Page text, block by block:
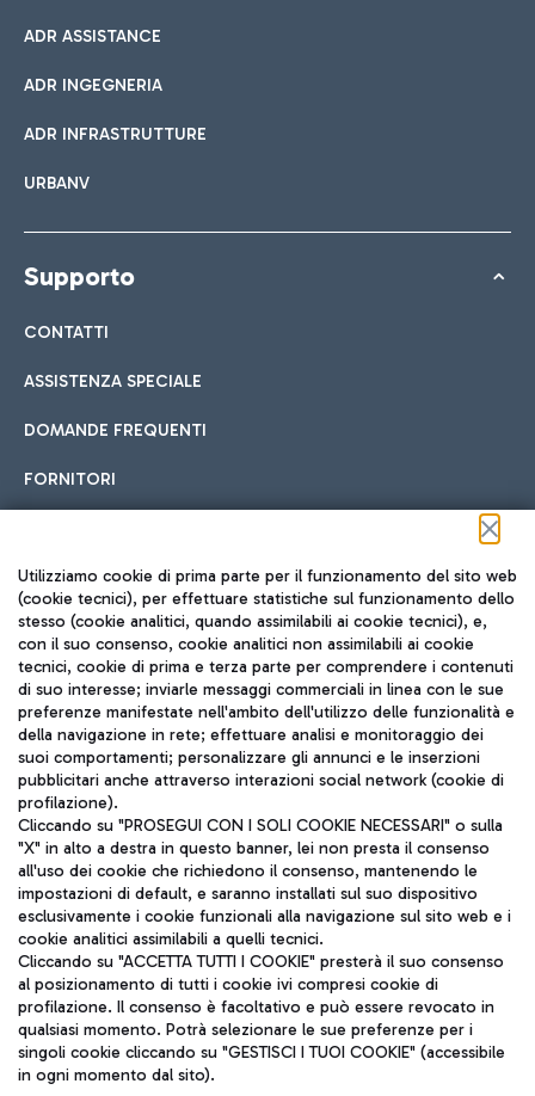
ADR ASSISTANCE
ADR INGEGNERIA
ADR INFRASTRUTTURE
URBANV
Supporto
CONTATTI
ASSISTENZA SPECIALE
DOMANDE FREQUENTI
FORNITORI
Seguici sui social
TRAVEL JOURNAL
ITA
Aeroporti di Roma S.p.A. - Società soggetta a direzione e
coordinamento di Mundys S.p.A.
Codice fiscale e Registro delle Imprese di Roma 13032990155 P.
IVA 06572251004
Capitale sociale 62.224.743,00 int. vers.
Sede legale: Via Pier Paolo Racchetti 1 - 00054 Fiumicino (RM)
telefono +39 06 65951
Utilizziamo cookie di prima parte per il funzionamento del sito web
(cookie tecnici), per effettuare statistiche sul funzionamento dello
stesso (cookie analitici, quando assimilabili ai cookie tecnici), e,
con il suo consenso, cookie analitici non assimilabili ai cookie
tecnici, cookie di prima e terza parte per comprendere i contenuti
di suo interesse; inviarle messaggi commerciali in linea con le sue
preferenze manifestate nell'ambito dell'utilizzo delle funzionalità e
della navigazione in rete; effettuare analisi e monitoraggio dei
suoi comportamenti; personalizzare gli annunci e le inserzioni
pubblicitari anche attraverso interazioni social network (cookie di
profilazione).
Cliccando su "PROSEGUI CON I SOLI COOKIE NECESSARI" o sulla
"X" in alto a destra in questo banner, lei non presta il consenso
all'uso dei cookie che richiedono il consenso, mantenendo le
impostazioni di default, e saranno installati sul suo dispositivo
esclusivamente i cookie funzionali alla navigazione sul sito web e i
cookie analitici assimilabili a quelli tecnici.
Cliccando su "ACCETTA TUTTI I COOKIE" presterà il suo consenso
al posizionamento di tutti i cookie ivi compresi cookie di
profilazione. Il consenso è facoltativo e può essere revocato in
qualsiasi momento. Potrà selezionare le sue preferenze per i
singoli cookie cliccando su "GESTISCI I TUOI COOKIE" (accessibile
in ogni momento dal sito).